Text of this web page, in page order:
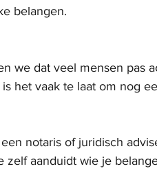
belangen.
we dat veel mensen pas
het vaak te laat om nog
notaris of juridisch
zelf aanduidt wie je